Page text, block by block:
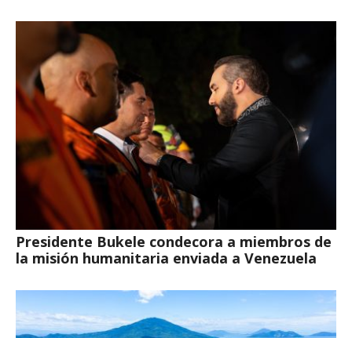
Presidente Bukele condecora a miembros de
la misión humanitaria enviada a Venezuela